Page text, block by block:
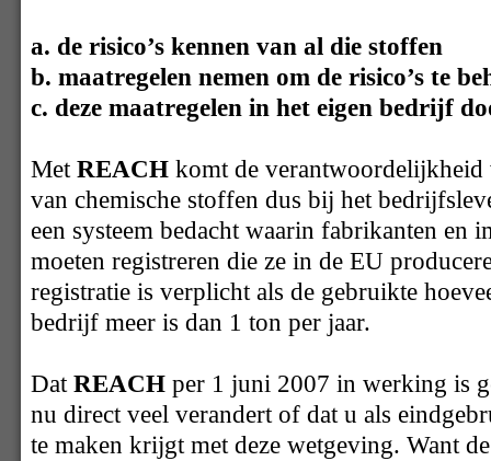
a. de risico’s kennen van al die stoffen
b. maatregelen nemen om de risico’s te
c. deze maatregelen in het eigen bedrijf
Met REACH komt de verantwoordelijkheid
van chemische stoffen dus bij het
een systeem bedacht waarin fabrikanten en
moeten registreren die ze in de EU
registratie is verplicht als de gebruikte
bedrijf meer is dan 1 ton per jaar.
Dat REACH per 1 juni 2007 in werking is
nu direct veel verandert of dat u als
te maken krijgt met deze wetgeving. Want